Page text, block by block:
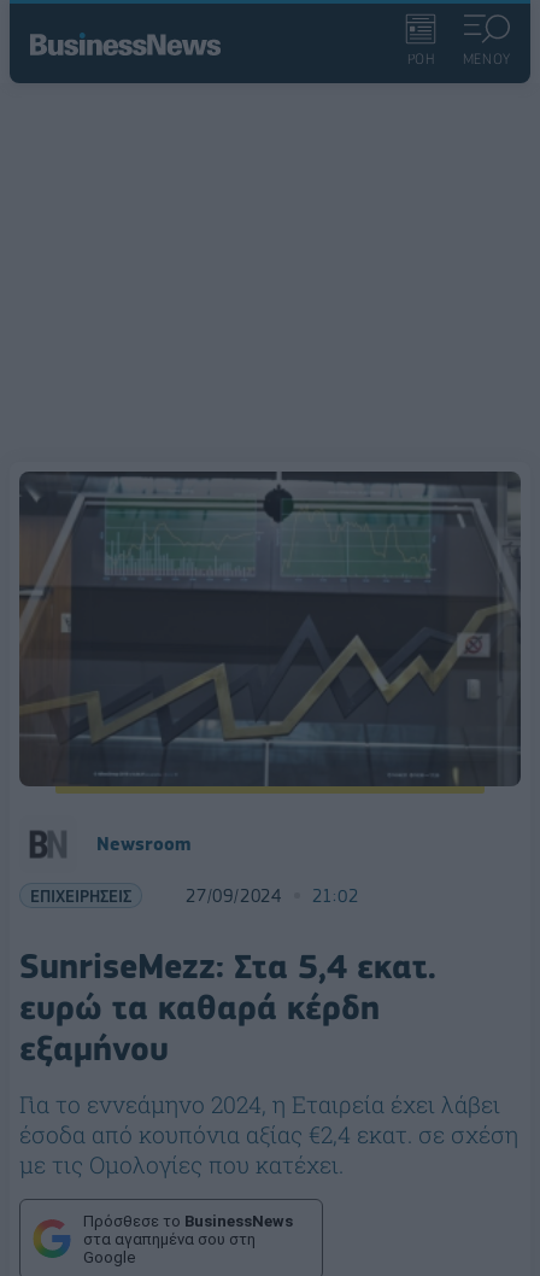
ΡΟΗ ΜΕΝΟΥ
Newsroom
ΕΠΙΧΕΙΡΗΣΕΙΣ 27/09/2024 21:02
SunriseMezz: Στα 5,4 εκατ.
ευρώ τα καθαρά κέρδη
εξαμήνου
Για το εννεάμηνο 2024, η Εταιρεία έχει λάβει
έσοδα από κουπόνια αξίας €2,4 εκατ. σε σχέση
με τις Ομολογίες που κατέχει.
Πρόσθεσε το BusinessNews
στα αγαπημένα σου στη
Google